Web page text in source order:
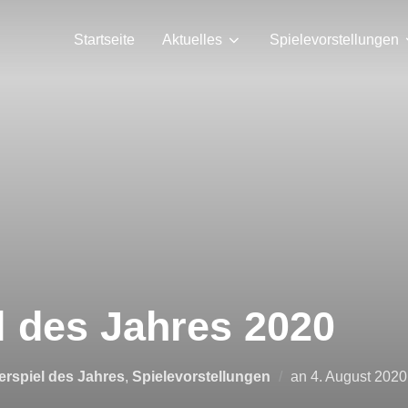
Startseite Aktuelles Spielevorstellungen
Jahres 2020
des Jahres, Spielevorstellungen an Veröffentlicht
4. August 2020